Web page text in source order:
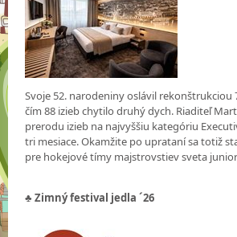
Svoje 52. narodeniny oslávil rekonštrukciou
čím 88 izieb chytilo druhý dych. Riaditeľ
prerodu izieb na najvyššiu kategóriu
tri mesiace. Okamžite po uprataní sa totiž
pre hokejové tímy majstrovstiev sveta
♣ Zimný festival jedla ´26